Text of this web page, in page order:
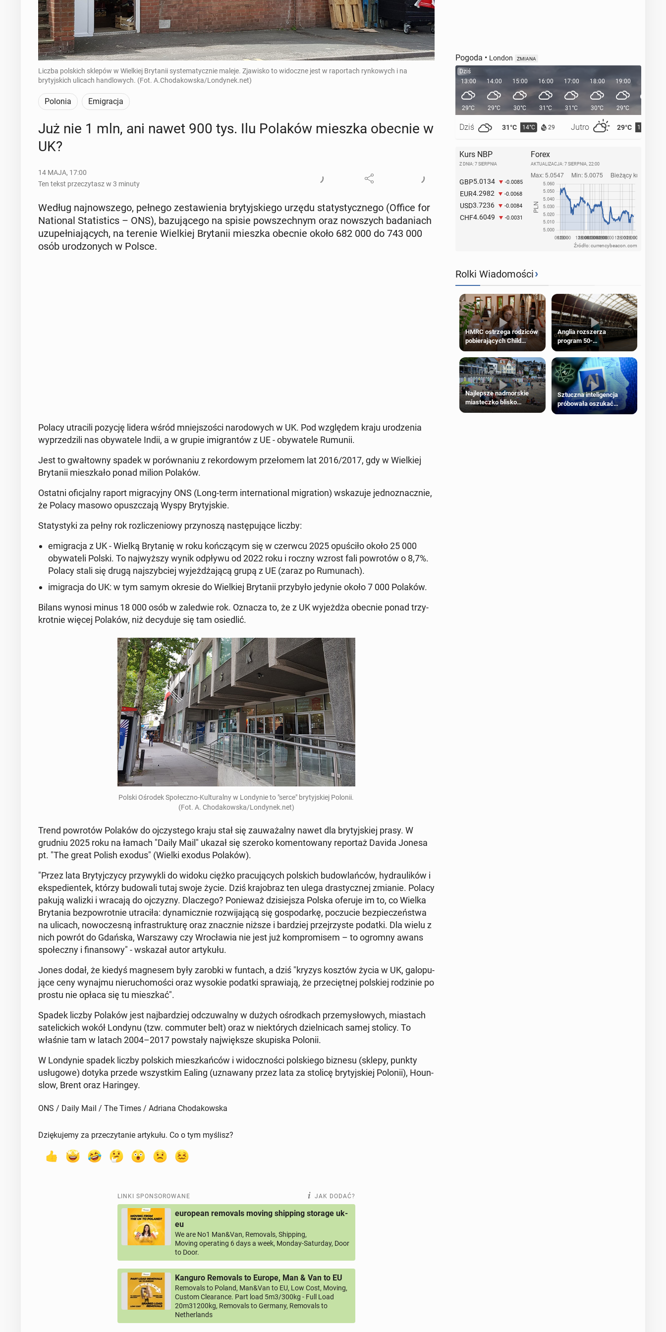
Liczba polskich sklepów w Wielkiej Brytanii systematycznie maleje. Zjawisko to widoczne jest w raportach rynkowych i na
brytyjskich ulicach handlowych. (Fot. A.Chodakowska/Londynek.net)
Polonia Emigracja
Już nie 1 mln, ani nawet 900 tys. Ilu Polaków mieszka obecnie w
UK?
14 MAJA, 17:00
Ten tekst przeczytasz w 3 minuty
Według naj­now­sze­go, pełnego ze­sta­wie­nia bry­tyj­skie­go urzędu sta­ty­stycz­ne­go (Office for
Na­tio­nal Sta­ti­stics – ONS), ba­zu­ją­ce­go na spisie po­wszech­nym oraz now­szych ba­da­niach
uzu­peł­nia­ją­cych, na terenie Wiel­kiej Bry­ta­nii mieszka obecnie około 682 000 do 743 000
osób uro­dzo­nych w Polsce.
Polacy utra­ci­li pozycję lidera wśród mniej­szo­ści na­ro­do­wych w UK. Pod wzglę­dem kraju uro­dze­nia
wy­prze­dzi­li nas oby­wa­te­le Indii, a w grupie imi­gran­tów z UE - oby­wa­te­le Rumunii.
Jest to gwał­tow­ny spadek w po­rów­na­niu z re­kor­do­wym prze­ło­mem lat 2016/2017, gdy w Wiel­kiej
Bry­ta­nii miesz­ka­ło ponad milion Polaków.
Ostatni ofi­cjal­ny raport mi­gra­cyj­ny ONS (Long-term in­ter­na­tio­nal mi­gra­tion) wska­zu­je jed­no­znacz­nie,
że Polacy masowo opusz­cza­ją Wyspy Bry­tyj­skie.
Sta­ty­sty­ki za pełny rok roz­li­cze­nio­wy przy­no­szą na­stę­pu­ją­ce liczby:
emi­gra­cja z UK - Wielką Bry­ta­nię w roku koń­czą­cym się w czerwcu 2025 opu­ści­łookoło 25 000
oby­wa­te­li Polski. To naj­wyż­szy wynik odpływu od 2022 roku i roczny wzrost fali po­wro­tów o 8,7%.
Polacy stali się drugą naj­szyb­ciej wy­jeż­dża­ją­cą grupą z UE (zaraz po Ru­mu­nach).
imi­gra­cja do UK: w tym samym okresie do Wiel­kiej Bry­ta­nii przy­by­ło jedynie około 7 000 Polaków.
Bilans wynosi minus 18 000 osóbw za­le­d­wie rok. Oznacza to, że z UK wy­jeż­dża obecnie ponad trzy­
krot­nie więcej Polaków, niż de­cy­du­je się tam osie­dlić.
Polski Ośrodek Spo­łecz­no-Kul­tu­ral­ny w Lon­dy­nie to "serce" bry­tyj­skiej Polonii.
(Fot. A. Cho­da­kow­ska/Lon­dy­nek.net)
Trend po­wro­tów Polaków do oj­czy­ste­go kraju stał się za­uwa­żal­ny nawet dla bry­tyj­skiej prasy. W
grudniu 2025 roku na łamach "Daily Mail" ukazał się szeroko ko­men­to­wa­ny re­por­taż Davida Jonesa
pt. "The great Polish exodus" (Wielki exodus Polaków).
"Przez lata Bry­tyj­czy­cy przy­wy­kli do widoku ciężko pra­cu­ją­cych pol­skich bu­dow­lań­ców, hy­drau­li­ków i
eks­pe­dien­tek, którzy bu­do­wa­li tutaj swoje życie. Dziś kra­jo­braz ten ulega dra­stycz­nej zmianie. Polacy
pakują walizki i wracają do oj­czy­zny. Dla­cze­go? Po­nie­waż dzi­siej­sza Polska oferuje im to, co Wielka
Bry­ta­nia bez­pow­rot­nie utra­ci­ła: dy­na­micz­nie roz­wi­ja­ją­cą się go­spo­dar­kę, po­czu­cie bez­pie­czeń­stwa
na ulicach, no­wo­cze­sną in­fra­struk­tu­rę oraz znacz­nie niższe i bar­dziej przej­rzy­ste podatki. Dla wielu z
nich powrót do Gdańska, War­sza­wy czy Wro­cła­wia nie jest już kom­pro­mi­sem – to ogromny awans
spo­łecz­ny i fi­nan­so­wy" - wskazał autor ar­ty­ku­łu.
Jones dodał, że kiedyś ma­gne­sem były zarobki w funtach, a dziś "kryzys kosztów życia w UK, ga­lo­pu­
ją­ce ceny wynajmu nie­ru­cho­mo­ści oraz wysokie podatki spra­wia­ją, że prze­cięt­nej pol­skiej ro­dzi­nie po
prostu nie opłaca się tu miesz­kać".
Spadek liczby Polaków jest naj­bar­dziej od­czu­wal­ny w dużych ośrod­kach prze­my­sło­wych, mia­stach
sa­te­lic­kich wokół Londynu (tzw. com­mu­ter belt) oraz w nie­któ­rych dziel­ni­cach samej stolicy. To
właśnie tam w latach 2004–2017 po­wsta­ły naj­więk­sze sku­pi­ska Polonii.
W Lon­dy­nie spadek liczby pol­skich miesz­kań­ców i wi­docz­no­ści pol­skie­go biznesu (sklepy, punkty
usłu­go­we) dotyka przede wszyst­kim Ealing (uzna­wa­ny przez lata za stolicę bry­tyj­skiej Polonii), Ho­un­
slow, Brentoraz Ha­rin­gey.
ONS / Daily Mail / The Times / Adriana Chodakowska
Dziękujemy za przeczytanie artykułu. Co o tym myślisz?
LINKI SPONSOROWANE JAK DODAĆ?
european removals moving shipping storage uk-
eu
We are No1 Man&Van, Removals, Shipping,
Moving operating 6 days a week, Monday-Saturday, Door
to Door.
Kanguro Removals to Europe, Man & Van to EU
Removals to Poland, Man&Van to EU, Low Cost, Moving,
Custom Clearance. Part load 5m3/300kg - Full Load
20m31200kg, Removals to Germany, Removals to
Netherlands
Pogoda • London ZMIANA
Dziś
13:00
29°C
Dziś 31°C 14°C 29 Jutro 29°C 15°C
14:00
29°C
15:00
30°C
16:00
31°C
17:00
31°C
18:00
30°C
19:00
29°C
Kurs NBP
Z DNIA: 7 SIERPNIA
GBP5.0134 -0.0085
EUR4.2982 -0.0068
USD3.7236 -0.0084
CHF4.6049 -0.0031
Forex
AKTUALIZACJA: 7 SIERPNIA, 22:00
Źródło: currencybeacon.com
Rolki Wiadomości›
HMRC ostrzega rodziców
pobierających Child
Benefit. Mogą być
zobowiązani do zwrotu
zasiłku
Anglia rozszerza
program 50-
procentowych zniżek
kolejowych na 18-latków
Najlepsze nadmorskie
miasteczko blisko
Sztuczna inteligencja
próbowała oszukać
człowieka